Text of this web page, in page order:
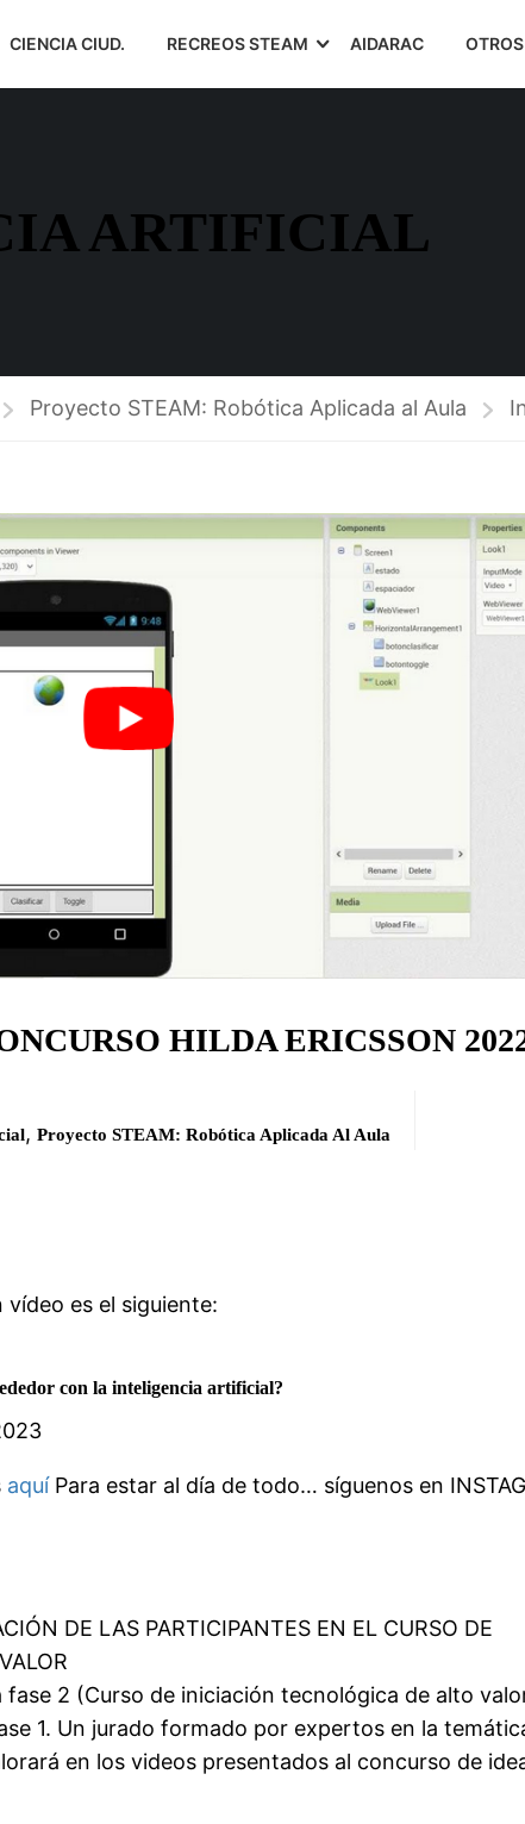
CIENCIA CIUD. RECREOS STEAM AIDARAC OTROS
ARTIFICIAL
Proyecto STEAM: Robótica Aplicada al Aula
HILDA ERICSSON
, Proyecto STEAM: Robótica Aplicada Al Aula
vídeo es el siguiente:
con la inteligencia artificial?
aquíPara estar al día de todo… síguenos en
DE LAS PARTICIPANTES EN EL CURSO DE
2 (Curso de iniciación tecnológica de alto
1. Un jurado formado por expertos en la
en los videos presentados al concurso de